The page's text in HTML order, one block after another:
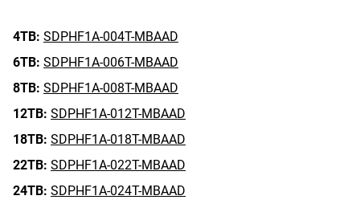
4TB: SDPHF1A-004T-MBAAD
6TB: SDPHF1A-006T-MBAAD
8TB: SDPHF1A-008T-MBAAD
12TB: SDPHF1A-012T-MBAAD
18TB: SDPHF1A-018T-MBAAD
22TB: SDPHF1A-022T-MBAAD
24TB: SDPHF1A-024T-MBAAD